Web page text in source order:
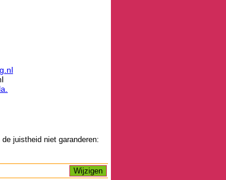
juistheid niet garanderen: